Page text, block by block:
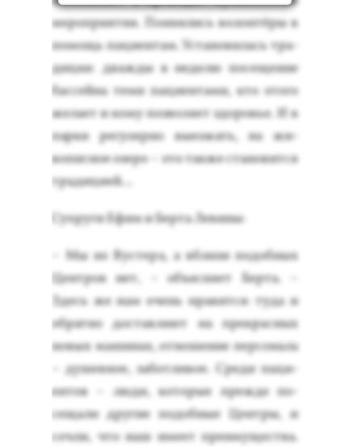
ме­роп­ри­ятия. По­яви­лись во­лон­тё­ры в
по­мощь па­ци­ен­там. Ус­та­нови­лась тра­
диция: дваж­ды в не­делю по­сеще­ние
бас­сей­на те­ми па­ци­ен­та­ми, кто это­го
же­ла­ет и ко­му поз­во­ля­ет здо­ровье. И в
пар­ки ре­гуляр­но вы­ез­жать, на жи­
вопис­ное озе­ро – это так­же ста­новит­ся
тра­дици­ей...
Суп­ру­ги Ефим и Бер­та Ле­вины:
– Мы из Вус­те­ра, а вбли­зи по­доб­ных
Цен­тров нет, – объ­яс­ня­ет Бер­та. –
Здесь же нам очень нра­вит­ся: ту­да и
об­ратно дос­тавля­ют на прек­расных
но­вых ма­шинах, от­но­шение пер­со­нала
– ду­шев­ное, за­бот­ли­вое. Сре­ди па­ци­
ен­тов – лю­ди, ко­торые преж­де по­
сеща­ли дру­гие по­доб­ные Цен­тры, и
соч­ли, что наш име­ет пре­иму­щес­тва.